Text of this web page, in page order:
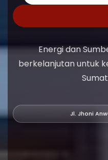
Energi dan
berkelanjutan untuk
Jl. Jhoni